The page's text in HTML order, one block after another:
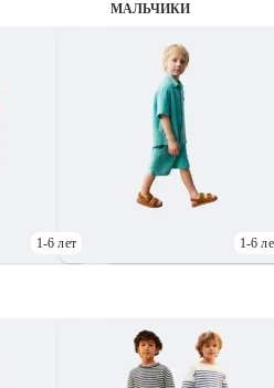
1-6 лет
MАЛЬЧИКИ
1-6